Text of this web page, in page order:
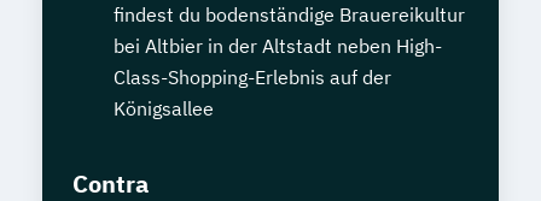
findest du bodenständige Brauereikultur
bei Altbier in der Altstadt neben High-
Class-Shopping-Erlebnis auf der
Königsallee
Contra